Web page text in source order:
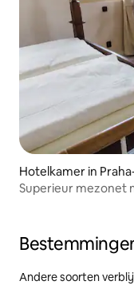
Hotelkamer in
Superieur mezonet
Andere soorten